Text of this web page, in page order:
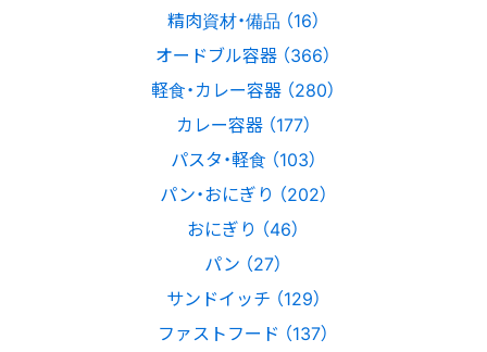
精肉資材・備品 （16）
オードブル容器 （366）
軽食・カレー容器 （280）
カレー容器 （177）
パスタ・軽食 （103）
パン・おにぎり （202）
おにぎり （46）
パン （27）
サンドイッチ （129）
ファストフード （137）